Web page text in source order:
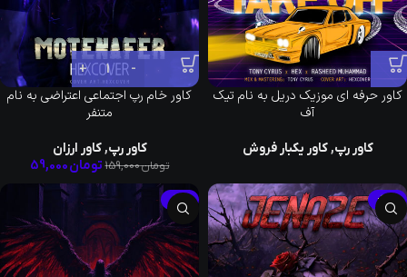
کاور حرفه ای موزیک دریل به نام تیک
آف
کاور رپ,کاور یکبار فروش
کاور خام رپ اجتماعی اعتراضی به نام
متنفر
کاور رپ,کاور ارزان
تومان159,000 تومان
-63%
-39%